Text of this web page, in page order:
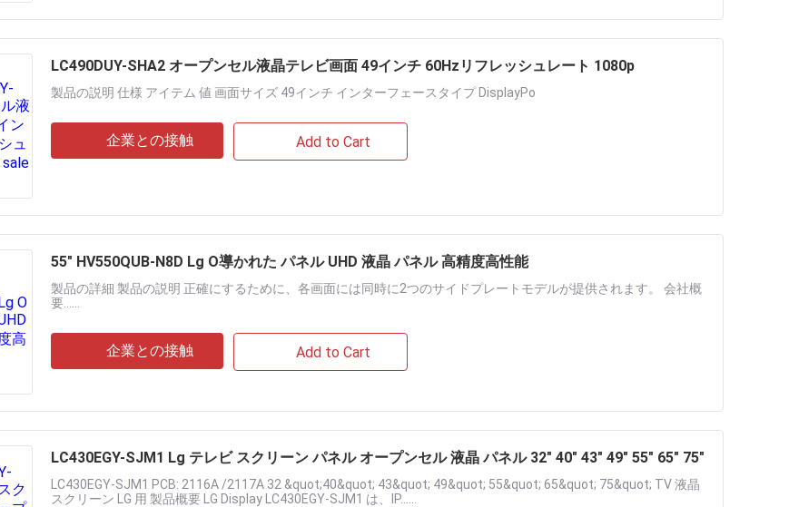
LC490DUY-SHA2 オープンセル液晶テレビ画面 49インチ 60Hzリフレッシュレート 1080p
製品の説明 仕様 アイテム 値 画面サイズ 49インチ インターフェースタイプ DisplayPo
企業との接触 Add to Cart
55" HV550QUB-N8D Lg O導かれた パネル UHD 液晶 パネル 高精度高性能
製品の詳細 製品の説明 正確にするために、各画面には同時に2つのサイドプレートモデルが提供されます。 会社概
要......
企業との接触 Add to Cart
LC430EGY-SJM1 Lg テレビ スクリーン パネル オープンセル 液晶 パネル 32" 40" 43" 49" 55" 65" 75"
LC430EGY-SJM1 PCB: 2116A /2117A 32 &quot;40&quot; 43&quot; 49&quot; 55&quot; 65&quot; 75&quot; TV 液晶
スクリーン LG 用 製品概要 LG Display LC430EGY-SJM1 は、IP......